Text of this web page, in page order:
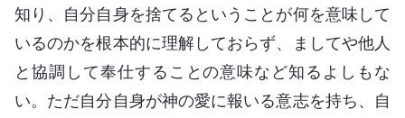
知り、自分自身を捨てるということが何を意味して
いるのかを根本的に理解しておらず、ましてや他人
と協調して奉仕することの意味など知るよしもな
い。ただ自分自身が神の愛に報いる意志を持ち、自